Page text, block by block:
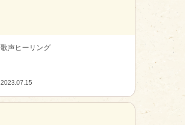
歌声ヒーリング
2023.07.15